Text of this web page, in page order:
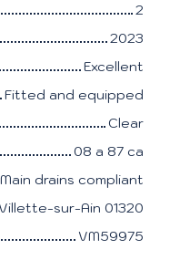
2
2023
Excellent
Fitted and equipped
Clear
08 a 87 ca
Main drains compliant
sur-Ain 01320
VM59975